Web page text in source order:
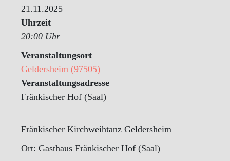
21.11.2025
Uhrzeit
20:00 Uhr
Veranstaltungsort
Geldersheim (97505)
Veranstaltungsadresse
Fränkischer Hof (Saal)
Fränkischer Kirchweihtanz Geldersheim
Ort: Gasthaus Fränkischer Hof (Saal)